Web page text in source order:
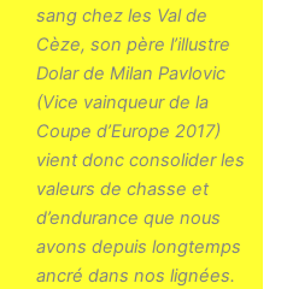
sang chez les Val de
Cèze, son père l’illustre
Dolar de Milan Pavlovic
(Vice vainqueur de la
Coupe d’Europe 2017)
vient donc consolider les
valeurs de chasse et
d’endurance que nous
avons depuis longtemps
ancré dans nos lignées.